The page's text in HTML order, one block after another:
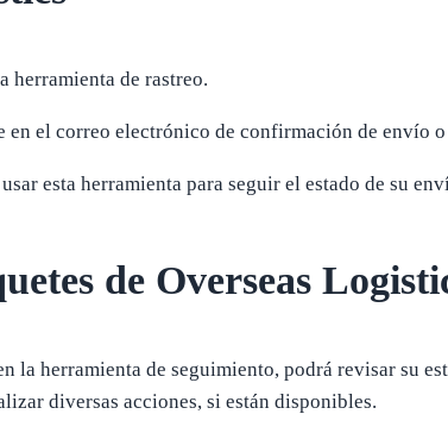
herramienta de rastreo.
el correo electrónico de confirmación de envío
esta herramienta para seguir el estado de su
de Overseas
la herramienta de seguimiento, podrá revisar su
diversas acciones, si están disponibles.